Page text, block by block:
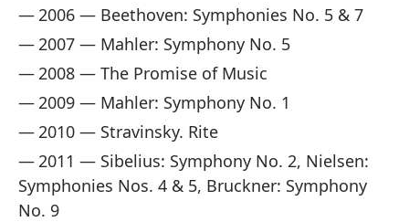
2006 — Beethoven: Symphonies No. 5 & 7
2007 — Mahler: Symphony No. 5
2008 — The Promise of Music
2009 — Mahler: Symphony No. 1
2010 — Stravinsky. Rite
2011 — Sibelius: Symphony No. 2, Nielsen:
Symphonies Nos. 4 & 5, Bruckner: Symphony
No. 9